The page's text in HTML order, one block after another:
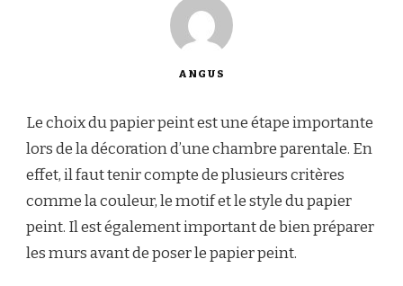
ANGUS
Le choix du papier peint est une étape importante
lors de la décoration d’une chambre parentale. En
effet, il faut tenir compte de plusieurs critères
comme la couleur, le motif et le style du papier
peint. Il est également important de bien préparer
les murs avant de poser le papier peint.